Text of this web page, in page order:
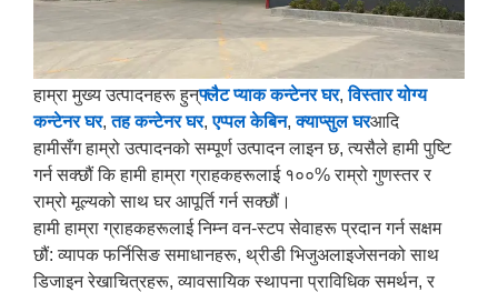
हाम्रा मुख्य उत्पादनहरू हुन्फ्लैट प्याक कन्टेनर घर,विस्तार योग्य
कन्टेनर घर,तह कन्टेनर घर,एप्पल केबिन,क्याप्सुल घरआदि
हामीसँग हाम्रो उत्पादनको सम्पूर्ण उत्पादन लाइन छ, त्यसैले हामी पुष्टि
गर्न सक्छौं कि हामी हाम्रा ग्राहकहरूलाई १००% राम्रो गुणस्तर र
राम्रो मूल्यको साथ घर आपूर्ति गर्न सक्छौं।
हामी हाम्रा ग्राहकहरूलाई निम्न वन-स्टप सेवाहरू प्रदान गर्न सक्षम
छौं: व्यापक फर्निसिङ समाधानहरू, थ्रीडी भिजुअलाइजेसनको साथ
डिजाइन रेखाचित्रहरू, व्यावसायिक स्थापना प्राविधिक समर्थन, र